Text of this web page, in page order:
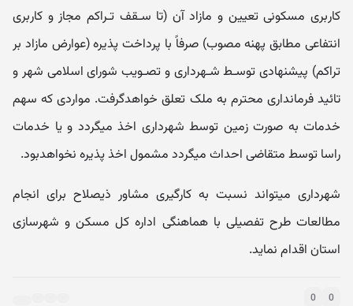
کاربری مسکونی تعیین و مازاد آن (تا سـقف تـراکم مجاز و کاربری
انتفاعی مطابق پهنه مصوب) صرفاً با پرداخت پذیره (عوارض مازاد بر
تراکم) پیشنهادی توسـط شـهرداری و تصـویب شورای اسلامی شهر و
تائید فرمانداری محترم به ملک تعلق خواهدگرفت. مواردی که سهم
خدمات به صورت زمین توسط شهرداری اخذ میگردد و یا خدمات
راسا توسط متقاضی احداث میگردد مشمول اخذ پذیره نخواهدبود.
شهرداری میتواند نسبت به کارگیری مشاور ذیصلاح برای انجام
مطالعات طرح تفصیلی با هماهنگی اداره کل مسکن و شهرسازی
استان اقدام نماید.
0
0